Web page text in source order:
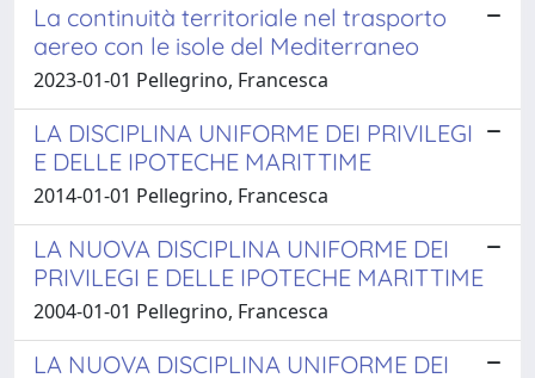
La continuità territoriale nel trasporto
aereo con le isole del Mediterraneo
2023-01-01 Pellegrino, Francesca
LA DISCIPLINA UNIFORME DEI PRIVILEGI
E DELLE IPOTECHE MARITTIME
2014-01-01 Pellegrino, Francesca
LA NUOVA DISCIPLINA UNIFORME DEI
PRIVILEGI E DELLE IPOTECHE MARITTIME
2004-01-01 Pellegrino, Francesca
LA NUOVA DISCIPLINA UNIFORME DEI